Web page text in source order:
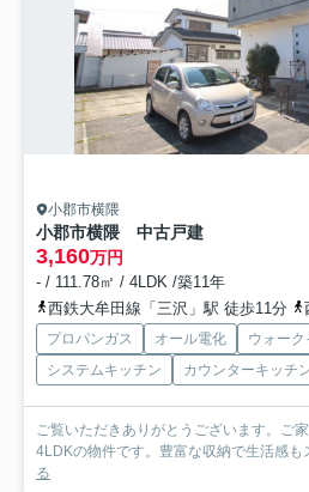
小郡市横隈
小郡市横隈 中古戸建
3,160万円
- / 111.78㎡ / 4LDK /築11年
西鉄大牟田線「三沢」駅 徒歩11分
プロパンガス オール電化
ウォーク
システムキッチン
カウンターキッチ
ご覧いただきありがとうございます。ご
4LDKの物件です。豊富な収納で生活感も
る